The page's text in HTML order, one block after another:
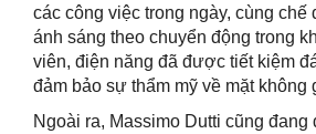
các công việc trong ngày, cùng chế
ánh sáng theo chuyển động trong
viên, điện năng đã được tiết kiệm
đảm bảo sự thẩm mỹ về mặt không
Ngoài ra, Massimo Dutti cũng